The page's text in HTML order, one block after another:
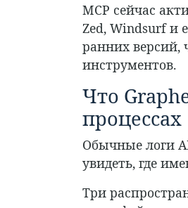
MCP сейчас
Zed, Windsurf и
ранних версий,
инструментов.
Что
процессах
Обычные логи
увидеть, где
Три